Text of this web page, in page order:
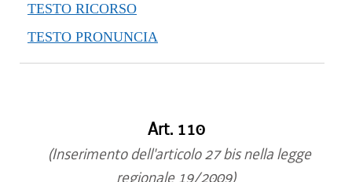
TESTO RICORSO
TESTO PRONUNCIA
Art. 110
(Inserimento dell'articolo 27 bis nella legge
regionale 19/2009)